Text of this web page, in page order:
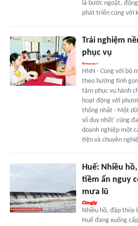
là bước ngoặt,
phát triển cùng với
Trải nghiệm
phục vụ
HNN - Cùng với bộ
theo hướng tinh
tâm phục vụ hành
hoạt động với
thống nhất - Một
số duy nhất' cũng
doanh nghiệp một
tiện và chuyên
Huế: Nhiều
tiềm ẩn nguy
mưa lũ
Nhiều hồ, đập thủy
Huế đang xuống